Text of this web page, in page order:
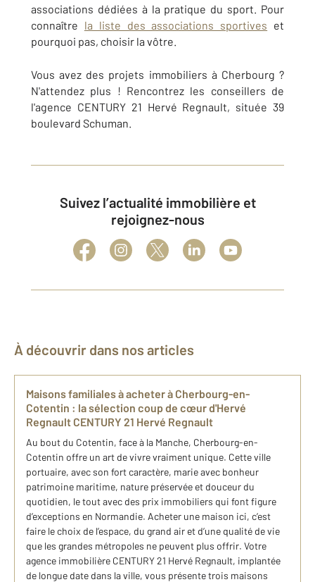
associations dédiées à la pratique du sport. Pour
connaître la liste des associations sportives et
pourquoi pas, choisir la vôtre.
Vous avez des projets immobiliers à Cherbourg ?
N'attendez plus ! Rencontrez les conseillers de
l'agence CENTURY 21 Hervé Regnault, située 39
boulevard Schuman.
Suivez l’actualité immobilière et
rejoignez-nous
À découvrir dans nos articles
Maisons familiales à acheter à Cherbourg-en-
Cotentin : la sélection coup de cœur d'Hervé
Regnault CENTURY 21 Hervé Regnault
Au bout du Cotentin, face à la Manche, Cherbourg-en-
Cotentin offre un art de vivre vraiment unique. Cette ville
portuaire, avec son fort caractère, marie avec bonheur
patrimoine maritime, nature préservée et douceur du
quotidien, le tout avec des prix immobiliers qui font figure
d’exceptions en Normandie. Acheter une maison ici, c’est
faire le choix de l’espace, du grand air et d’une qualité de vie
que les grandes métropoles ne peuvent plus offrir. Votre
agence immobilière CENTURY 21 Hervé Regnault, implantée
de longue date dans la ville, vous présente trois maisons